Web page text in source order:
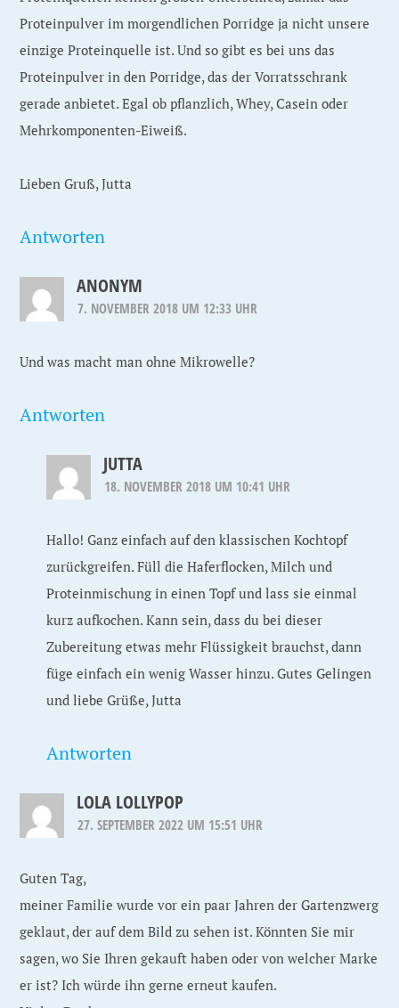
Proteinpulver im morgendlichen Porridge ja nicht unsere
einzige Proteinquelle ist. Und so gibt es bei uns das
Proteinpulver in den Porridge, das der Vorratsschrank
gerade anbietet. Egal ob pflanzlich, Whey, Casein oder
Mehrkomponenten-Eiweiß.
Lieben Gruß, Jutta
Antworten
ANONYM
7. NOVEMBER 2018 UM 12:33 UHR
Und was macht man ohne Mikrowelle?
Antworten
JUTTA
18. NOVEMBER 2018 UM 10:41 UHR
Hallo! Ganz einfach auf den klassischen Kochtopf
zurückgreifen. Füll die Haferflocken, Milch und
Proteinmischung in einen Topf und lass sie einmal
kurz aufkochen. Kann sein, dass du bei dieser
Zubereitung etwas mehr Flüssigkeit brauchst, dann
füge einfach ein wenig Wasser hinzu. Gutes Gelingen
und liebe Grüße, Jutta
Antworten
LOLA LOLLYPOP
27. SEPTEMBER 2022 UM 15:51 UHR
Guten Tag,
meiner Familie wurde vor ein paar Jahren der Gartenzwerg
geklaut, der auf dem Bild zu sehen ist. Könnten Sie mir
sagen, wo Sie Ihren gekauft haben oder von welcher Marke
er ist? Ich würde ihn gerne erneut kaufen.